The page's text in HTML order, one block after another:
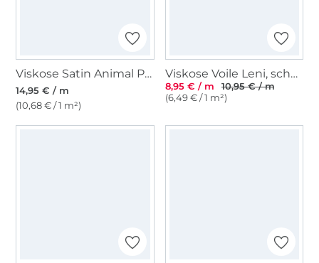
Viskose Satin Animal Print, beige
14,95 € / m
(10,68 € / 1 m²)
Viskose Voile Leni, schwarz
8,95 € / m
10,95 € / m
(6,49 € / 1 m²)